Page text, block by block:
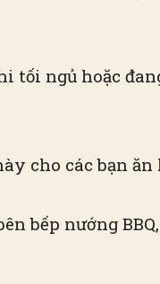
tối ngủ hoặc
cho các bạn ăn
bếp nướng